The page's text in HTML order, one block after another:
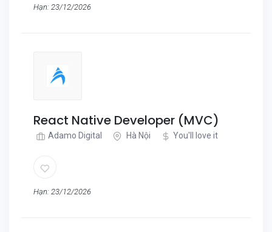
Hạn: 23/12/2026
React Native Developer (MVC)
Adamo Digital Hà Nội You'll love it
Hạn: 23/12/2026